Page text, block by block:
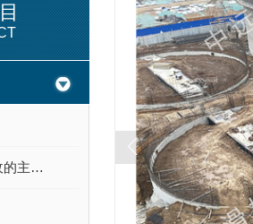
内容